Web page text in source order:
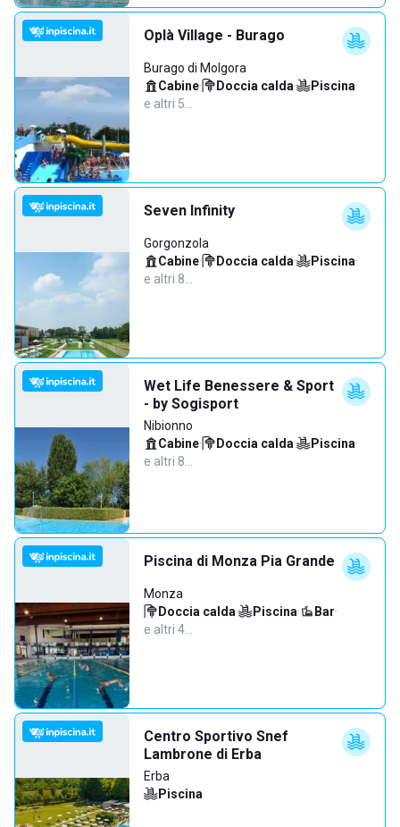
Oplà Village - Burago
Burago di Molgora
Cabine· Doccia calda· Piscina·
e altri 5…
Seven Infinity
Gorgonzola
Cabine· Doccia calda· Piscina·
e altri 8…
Wet Life Benessere & Sport
- by Sogisport
Nibionno
Cabine· Doccia calda· Piscina·
e altri 8…
Piscina di Monza Pia Grande
Monza
Doccia calda· Piscina· Bar·
e altri 4…
Centro Sportivo Snef
Lambrone di Erba
Erba
Piscina